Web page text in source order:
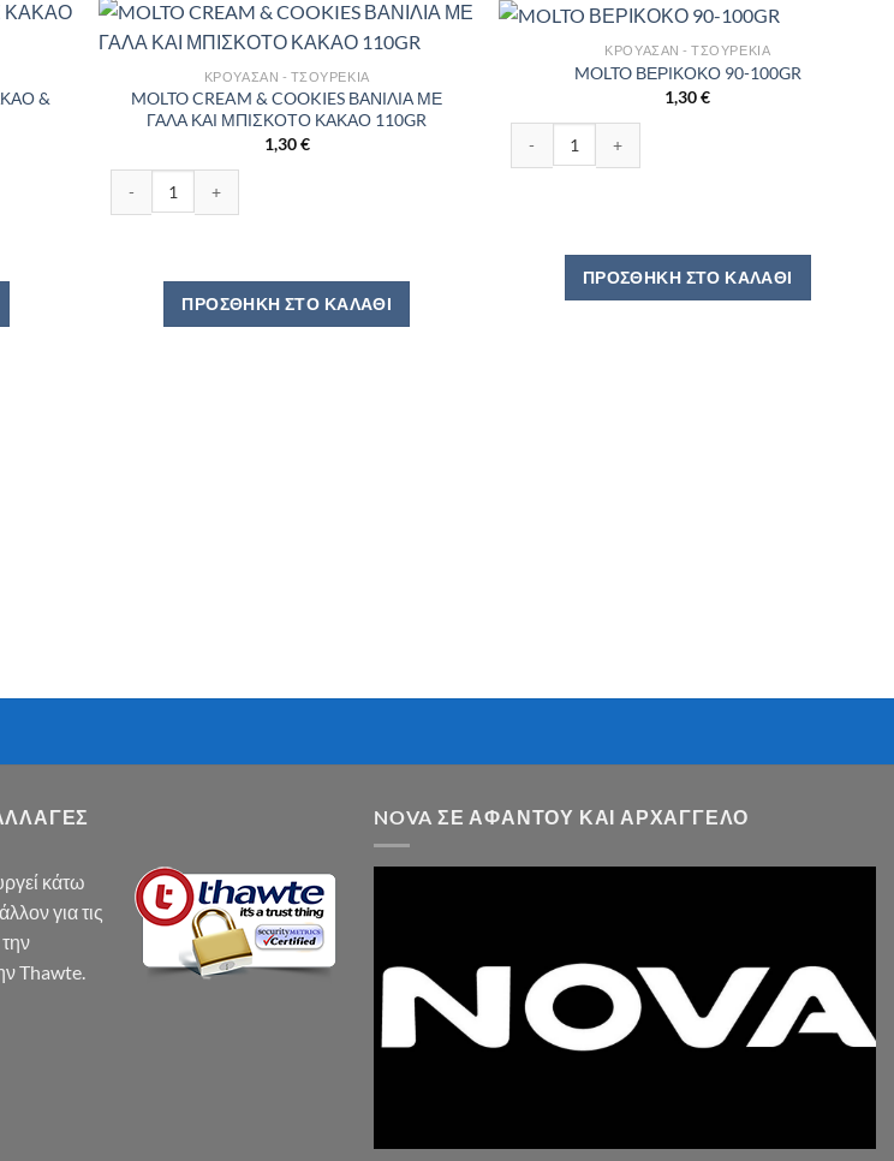
&
ΚΡΟΥΑΣΆΝ - ΤΣΟΥΡΈΚΙΑ
MOLTO CREAM & COOKIES ΒΑΝΙΛΙΑ ΜΕ
ΓΑΛΑ ΚΑΙ ΜΠΙΣΚΟΤΟ ΚΑΚΑΟ 110GR
1,30€
ΠΡΟΣΘΉΚΗ ΣΤΟ ΚΑΛΆΘΙ
ΚΡΟΥΑΣΆΝ - ΤΣΟΥΡΈΚΙΑ
MOLTO ΒΕΡΙΚΟΚΟ 90-100GR
1,30€
ΠΡΟΣΘΉΚΗ ΣΤΟ ΚΑΛΆΘΙ
κάτω
για τις
Thawte.
NOVA ΣΕ ΑΦΆΝΤΟΥ ΚΑΙ ΑΡΧΆΓΓΕΛΟ